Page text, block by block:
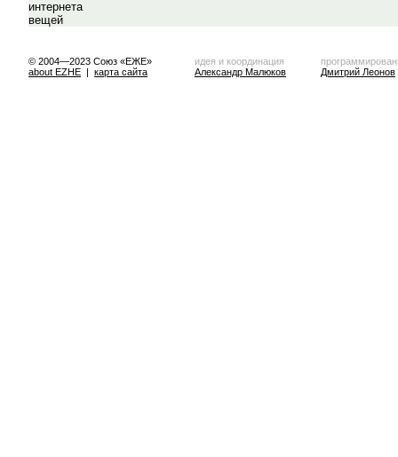
© 2004—2023 Союз «ЕЖЕ»
about EZHE | карта сайта
идея и координация
Александр Малюков
Дмитрий Леонов